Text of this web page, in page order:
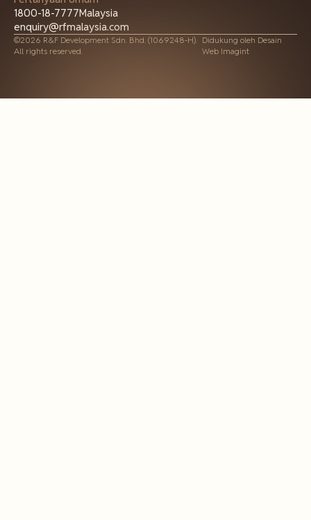
1800-18-7777Malaysia
enquiry@rfmalaysia.com
©2026 R&F Development Sdn. Bhd. (1069248-H).
All rights reserved.
Didukung oleh Desain
Web Imagint